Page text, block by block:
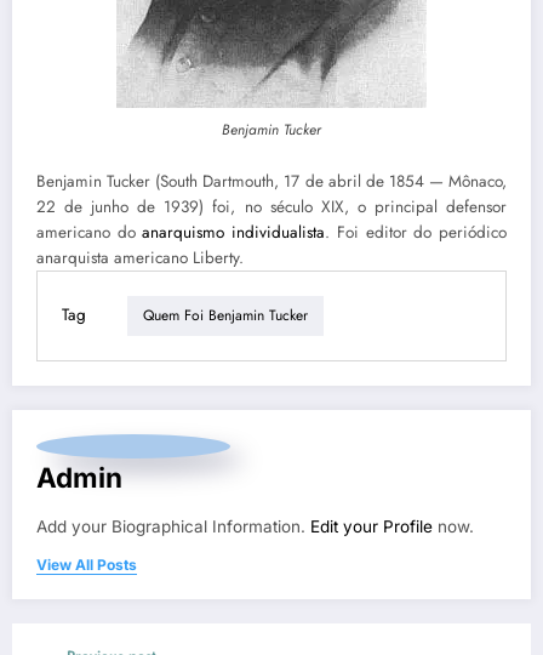
Benjamin Tucker
Benjamin Tucker (South Dartmouth, 17 de abril de 1854 — Mônaco,
22 de junho de 1939) foi, no século XIX, o principal defensor
americano doanarquismo individualista. Foi editor do periódico
anarquista americano Liberty.
Tag Quem Foi Benjamin Tucker
Admin
Add your Biographical Information. Edit your Profile now.
View All Posts